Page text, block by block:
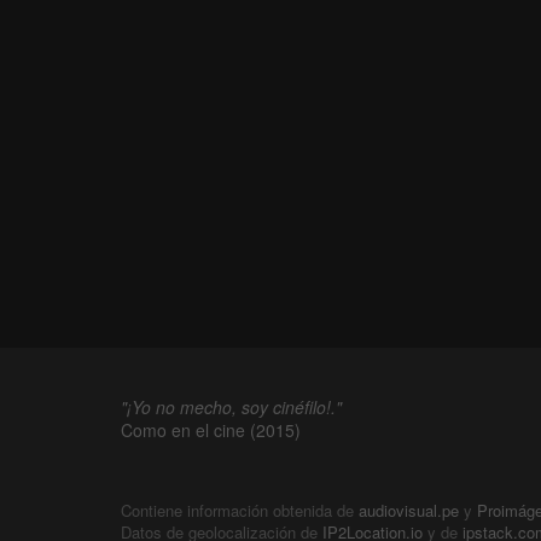
"¡Yo no mecho, soy cinéfilo!."
Como en el cine (2015)
Contiene información obtenida de audiovisual.pe y
Datos de geolocalización de IP2Location.io y de